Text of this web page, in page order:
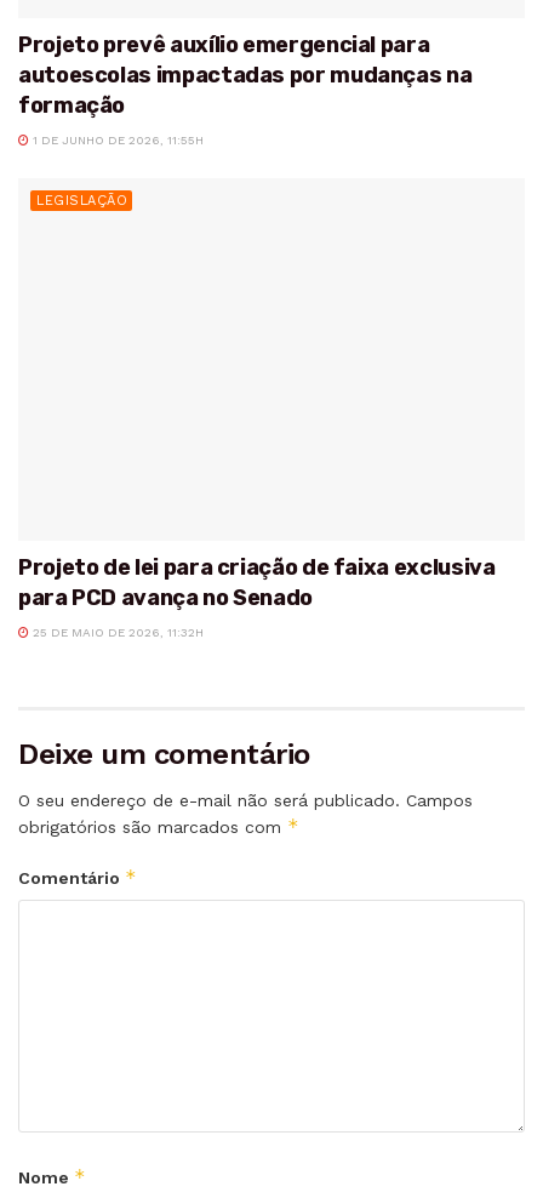
Projeto prevê auxílio emergencial para
autoescolas impactadas por mudanças na
formação
1 DE JUNHO DE 2026, 11:55H
LEGISLAÇÃO
Projeto de lei para criação de faixa exclusiva
para PCD avança no Senado
25 DE MAIO DE 2026, 11:32H
Deixe um comentário
O seu endereço de e-mail não será publicado. Campos
obrigatórios são marcados com *
Comentário *
Nome *